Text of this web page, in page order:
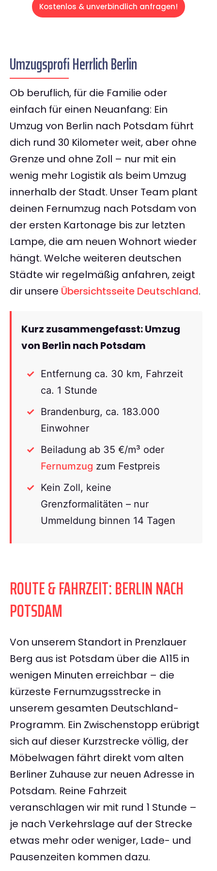
Kostenlos & unverbindlich anfragen!
Umzugsprofi Herrlich Berlin
Ob beruflich, für die Familie oder
einfach für einen Neuanfang: Ein
Umzug von Berlin nach Potsdam führt
dich rund 30 Kilometer weit, aber ohne
Grenze und ohne Zoll – nur mit ein
wenig mehr Logistik als beim Umzug
innerhalb der Stadt. Unser Team plant
deinen Fernumzug nach Potsdam von
der ersten Kartonage bis zur letzten
Lampe, die am neuen Wohnort wieder
hängt. Welche weiteren deutschen
Städte wir regelmäßig anfahren, zeigt
dir unsere Übersichtsseite Deutschland.
Kurz zusammengefasst: Umzug
von Berlin nach Potsdam
Entfernung ca. 30 km, Fahrzeit
ca. 1 Stunde
Brandenburg, ca. 183.000
Einwohner
Beiladung ab 35 €/m³ oder
Fernumzug zum Festpreis
Kein Zoll, keine
Grenzformalitäten – nur
Ummeldung binnen 14 Tagen
ROUTE & FAHRZEIT: BERLIN NACH
POTSDAM
Von unserem Standort in Prenzlauer
Berg aus ist Potsdam über die A115 in
wenigen Minuten erreichbar – die
kürzeste Fernumzugsstrecke in
unserem gesamten Deutschland-
Programm. Ein Zwischenstopp erübrigt
sich auf dieser Kurzstrecke völlig, der
Möbelwagen fährt direkt vom alten
Berliner Zuhause zur neuen Adresse in
Potsdam. Reine Fahrzeit
veranschlagen wir mit rund 1 Stunde –
je nach Verkehrslage auf der Strecke
etwas mehr oder weniger, Lade- und
Pausenzeiten kommen dazu.